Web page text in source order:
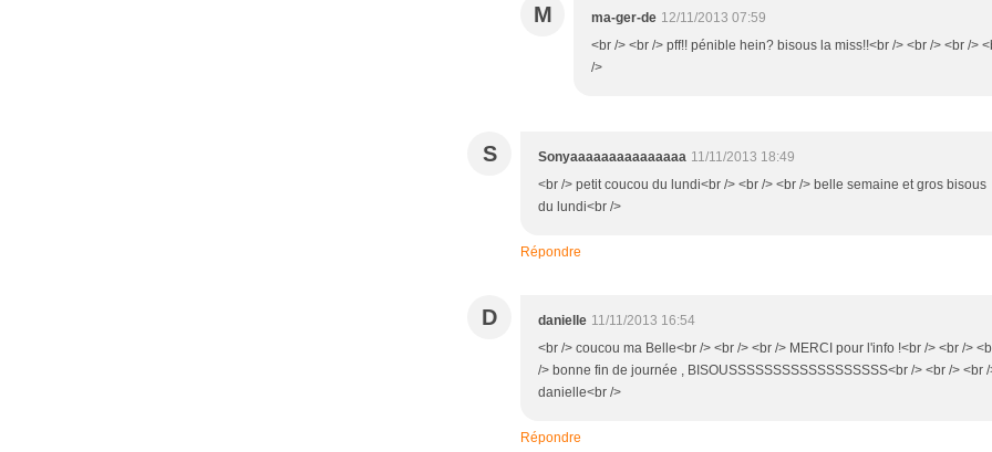
M ma-ger-de 12/11/2013 07:59
<br /> <br /> pff!! pénible hein? bisous la miss!!<br /> <br /> <br />
/>
S Sonyaaaaaaaaaaaaaaa 11/11/2013 18:49
<br /> petit coucou du lundi<br /> <br /> <br /> belle semaine et gros bisous
du lundi<br />
Répondre
D danielle 11/11/2013 16:54
<br /> coucou ma Belle<br /> <br /> <br /> MERCI pour l'info !<br /> <br />
/> bonne fin de journée , BISOUSSSSSSSSSSSSSSSSSS<br /> <br /> <br /
danielle<br />
Répondre